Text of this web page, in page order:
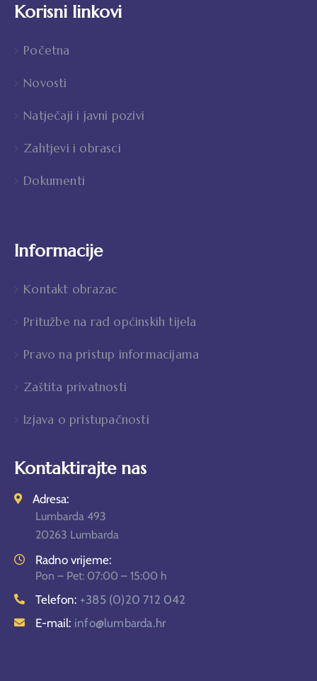
Korisni linkovi
Početna
Novosti
Natječaji i javni pozivi
Zahtjevi i obrasci
Dokumenti
Informacije
Kontakt obrazac
Pritužbe na rad općinskih tijela
Pravo na pristup informacijama
Zaštita privatnosti
Izjava o pristupačnosti
Kontaktirajte nas
Adresa:
Lumbarda 493
20263 Lumbarda
Radno vrijeme:
Pon – Pet: 07:00 – 15:00 h
Telefon: +385 (0)20 712 042
E-mail: info@lumbarda.hr